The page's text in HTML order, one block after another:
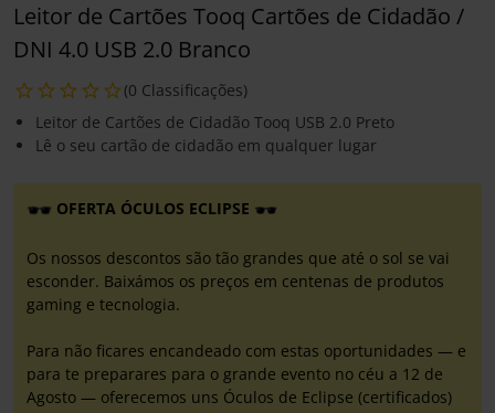
Leitor de Cartões Tooq Cartões de Cidadão /
DNI 4.0 USB 2.0 Branco
(0 Classificações)
Leitor de Cartões de Cidadão Tooq USB 2.0 Preto
Lê o seu cartão de cidadão em qualquer lugar
OFERTA ÓCULOS ECLIPSE
Os nossos descontos são tão grandes que até o sol se vai
esconder. Baixámos os preços em centenas de produtos
gaming e tecnologia.
Para não ficares encandeado com estas oportunidades — e
para te preparares para o grande evento no céu a 12 de
Agosto — oferecemos uns Óculos de Eclipse (certificados)